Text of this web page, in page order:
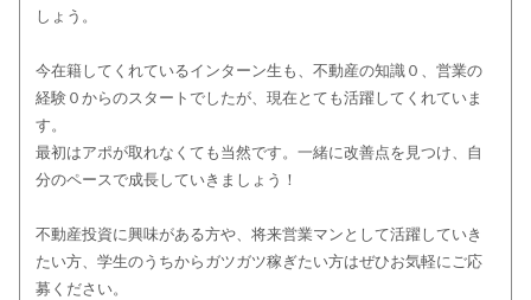
しょう。
今在籍してくれているインターン生も、不動産の知識０、営業の
経験０からのスタートでしたが、現在とても活躍してくれていま
す。
最初はアポが取れなくても当然です。一緒に改善点を見つけ、自
分のペースで成長していきましょう！
不動産投資に興味がある方や、将来営業マンとして活躍していき
たい方、学生のうちからガツガツ稼ぎたい方はぜひお気軽にご応
募ください。